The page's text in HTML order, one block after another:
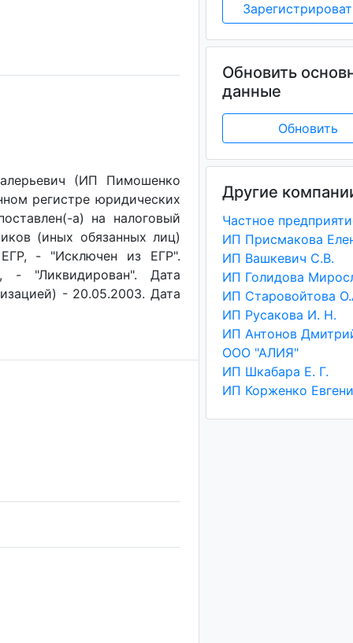
(ИП Пимошенко
регистре юридических
a) на налоговый
(иных обязанных лиц)
ЕГР, - "Исключен из ЕГР".
- "Ликвидирован". Дата
- 20.05.2003. Дата
Обновить
данные
Обновить
Другие
ИП Вашкевич С.В.
ИП Старовойтова
ИП Русакова И. Н.
ООО "АЛИЯ"
ИП Шкабара Е. Г.